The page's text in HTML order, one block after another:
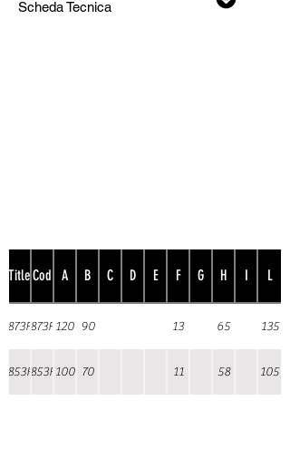
Scheda Tecnica
TitleCod A B C D E F G H I L
873F873F 120 90 13 65 135
853F853F 100 70 11 58 105